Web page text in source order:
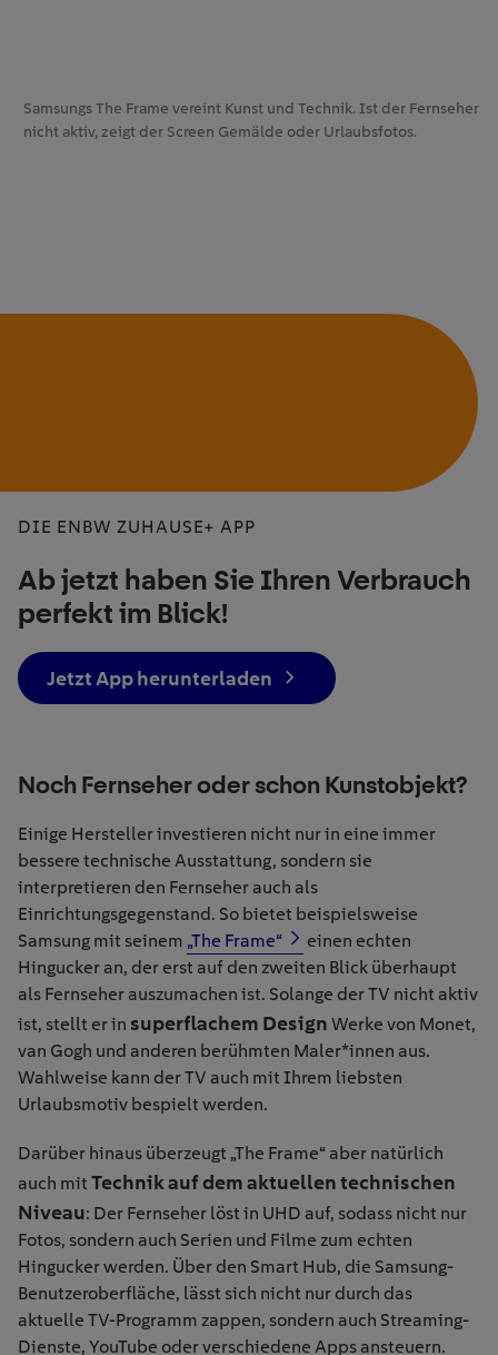
Samsungs The Frame vereint Kunst und Technik. Ist der Fernseher
nicht aktiv, zeigt der Screen Gemälde oder Urlaubsfotos.
DIE ENBW ZUHAUSE+ APP
Ab jetzt haben Sie Ihren Verbrauch
perfekt im Blick!
Jetzt App herunterladen
Noch Fernseher oder schon Kunstobjekt?
Einige Hersteller investieren nicht nur in eine immer
bessere technische Ausstattung, sondern sie
interpretieren den Fernseher auch als
Einrichtungsgegenstand. So bietet beispielsweise
Samsung mit seinem „The Frame“
einen echten
Hingucker an, der erst auf den zweiten Blick überhaupt
als Fernseher auszumachen ist. Solange der TV nicht aktiv
ist, stellt er in superflachem Design Werke von Monet,
van Gogh und anderen berühmten Maler*innen aus.
Wahlweise kann der TV auch mit Ihrem liebsten
Urlaubsmotiv bespielt werden.
Darüber hinaus überzeugt „The Frame“ aber natürlich
auch mit Technik auf dem aktuellen technischen
Niveau: Der Fernseher löst in UHD auf, sodass nicht nur
Fotos, sondern auch Serien und Filme zum echten
Hingucker werden. Über den Smart Hub, die Samsung-
Benutzeroberfläche, lässt sich nicht nur durch das
aktuelle TV-Programm zappen, sondern auch Streaming-
Dienste, YouTube oder verschiedene Apps ansteuern.